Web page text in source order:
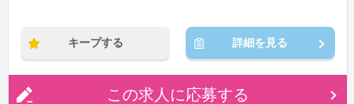
キープする 詳細を見る
この求人に応募する